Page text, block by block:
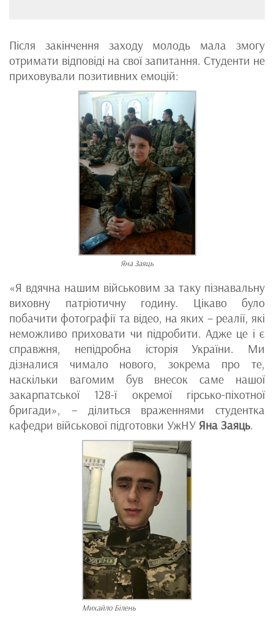
Після закінчення заходу молодь мала змогу
отримати відповіді на свої запитання. Студенти не
приховували позитивних емоцій:
Яна Заяць
«Я вдячна нашим військовим за таку пізнавальну
виховну патріотичну годину. Цікаво було
побачити фотографії та відео, на яких – реалії, які
неможливо приховати чи підробити. Адже це і є
справжня, непідробна історія України. Ми
дізналися чимало нового, зокрема про те,
наскільки вагомим був внесок саме нашої
закарпатської 128-ї окремої гірсько-піхотної
бригади», – ділиться враженнями студентка
кафедри військової підготовки УжНУ Яна Заяць.
Михайло Білень